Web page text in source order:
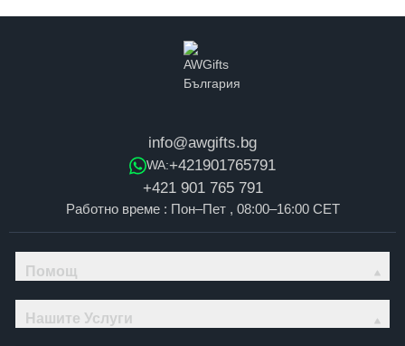
info@awgifts.bg
WA:+421901765791
+421 901 765 791
Работно време : Пон–Пет , 08:00–16:00 CET
Помощ
Нашите Услуги